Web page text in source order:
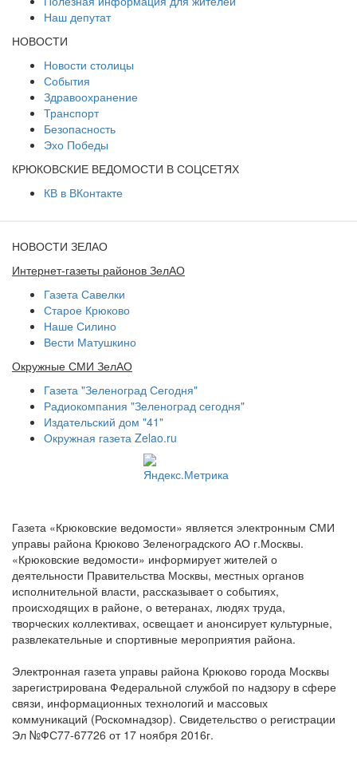
Наш депутат
НОВОСТИ
Новости столицы
События
Здравоохранение
Транспорт
Безопасность
Эхо Победы
КРЮКОВСКИЕ ВЕДОМОСТИ В СОЦСЕТЯХ
КВ в ВКонтакте
НОВОСТИ ЗЕЛАО
Интернет-газеты районов ЗелАО
Газета Савелки
Старое Крюково
Наше Силино
Вести Матушкино
Окружные СМИ ЗелАО
Газета "Зеленоград Сегодня"
Радиокомпания "Зеленоград сегодня"
Издательский дом "41"
Окружная газета Zelao.ru
Газета «Крюковские ведомости» является электронным СМИ
управы района Крюково Зеленоградского АО г.Москвы.
«Крюковские ведомости» информирует жителей о
деятельности Правительства Москвы, местных органов
исполнительной власти, рассказывает о событиях,
происходящих в районе, о ветеранах, людях труда,
творческих коллективах, освещает и анонсирует культурные,
развлекательные и спортивные мероприятия района.
Электронная газета управы района Крюково города Москвы
зарегистрирована Федеральной службой по надзору в сфере
связи, информационных технологий и массовых
коммуникаций (Роскомнадзор). Свидетельство о регистрации
Эл №ФС77-67726 от 17 ноября 2016г.